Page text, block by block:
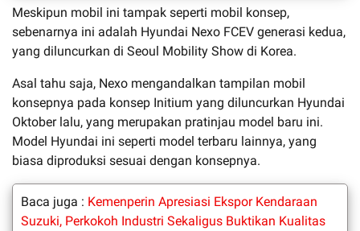
Meskipun mobil ini tampak seperti mobil konsep,
sebenarnya ini adalah Hyundai Nexo FCEV generasi kedua,
yang diluncurkan di Seoul Mobility Show di Korea.
Asal tahu saja, Nexo mengandalkan tampilan mobil
konsepnya pada konsep Initium yang diluncurkan Hyundai
Oktober lalu, yang merupakan pratinjau model baru ini.
Model Hyundai ini seperti model terbaru lainnya, yang
biasa diproduksi sesuai dengan konsepnya.
Baca juga : Kemenperin Apresiasi Ekspor Kendaraan
Suzuki, Perkokoh Industri Sekaligus Buktikan Kualitas